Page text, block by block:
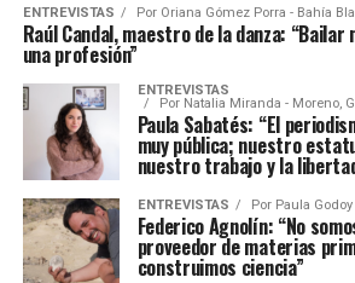
ENTREVISTAS Por Oriana Gómez Porra - Bahía
Raúl Candal, maestro de la danza:
una profesión”
ENTREVISTAS
Por Natalia Miranda - Moreno,
Paula Sabatés: “El
muy pública; nuestro
nuestro trabajo y la
ENTREVISTAS Por Paula Godoy
Federico Agnolín: “No
proveedor de materias
construimos ciencia”